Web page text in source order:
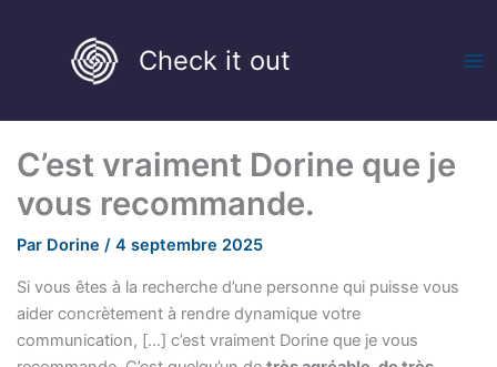
Check it out
C’est vraiment Dorine que je
vous recommande.
Par Dorine / 4 septembre 2025
Si vous êtes à la recherche d’une personne qui puisse vous
aider concrètement à rendre dynamique votre
communication, […] c’est vraiment Dorine que je vous